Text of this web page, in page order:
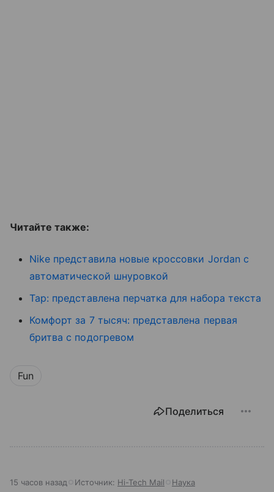
Читайте также:
Nike представила новые кроссовки Jordan с
автоматической шнуровкой
Tap: представлена перчатка для набора текста
Комфорт за 7 тысяч: представлена первая
бритва с подогревом
Fun
Поделиться
15 часов назад Источник: Hi-Tech Mail Наука